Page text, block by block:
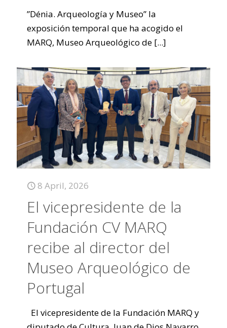
”Dénia. Arqueología y Museo” la
exposición temporal que ha acogido el
MARQ, Museo Arqueológico de [...]
8 April, 2026
El vicepresidente de la
Fundación CV MARQ
recibe al director del
Museo Arqueológico de
Portugal
El vicepresidente de la Fundación MARQ y